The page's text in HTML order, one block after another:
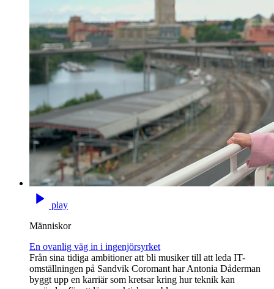
play
Människor
En ovanlig väg in i ingenjörsyrket
Från sina tidiga ambitioner att bli musiker till att leda IT-
omställningen på Sandvik Coromant har Antonia Dåderman
byggt upp en karriär som kretsar kring hur teknik kan